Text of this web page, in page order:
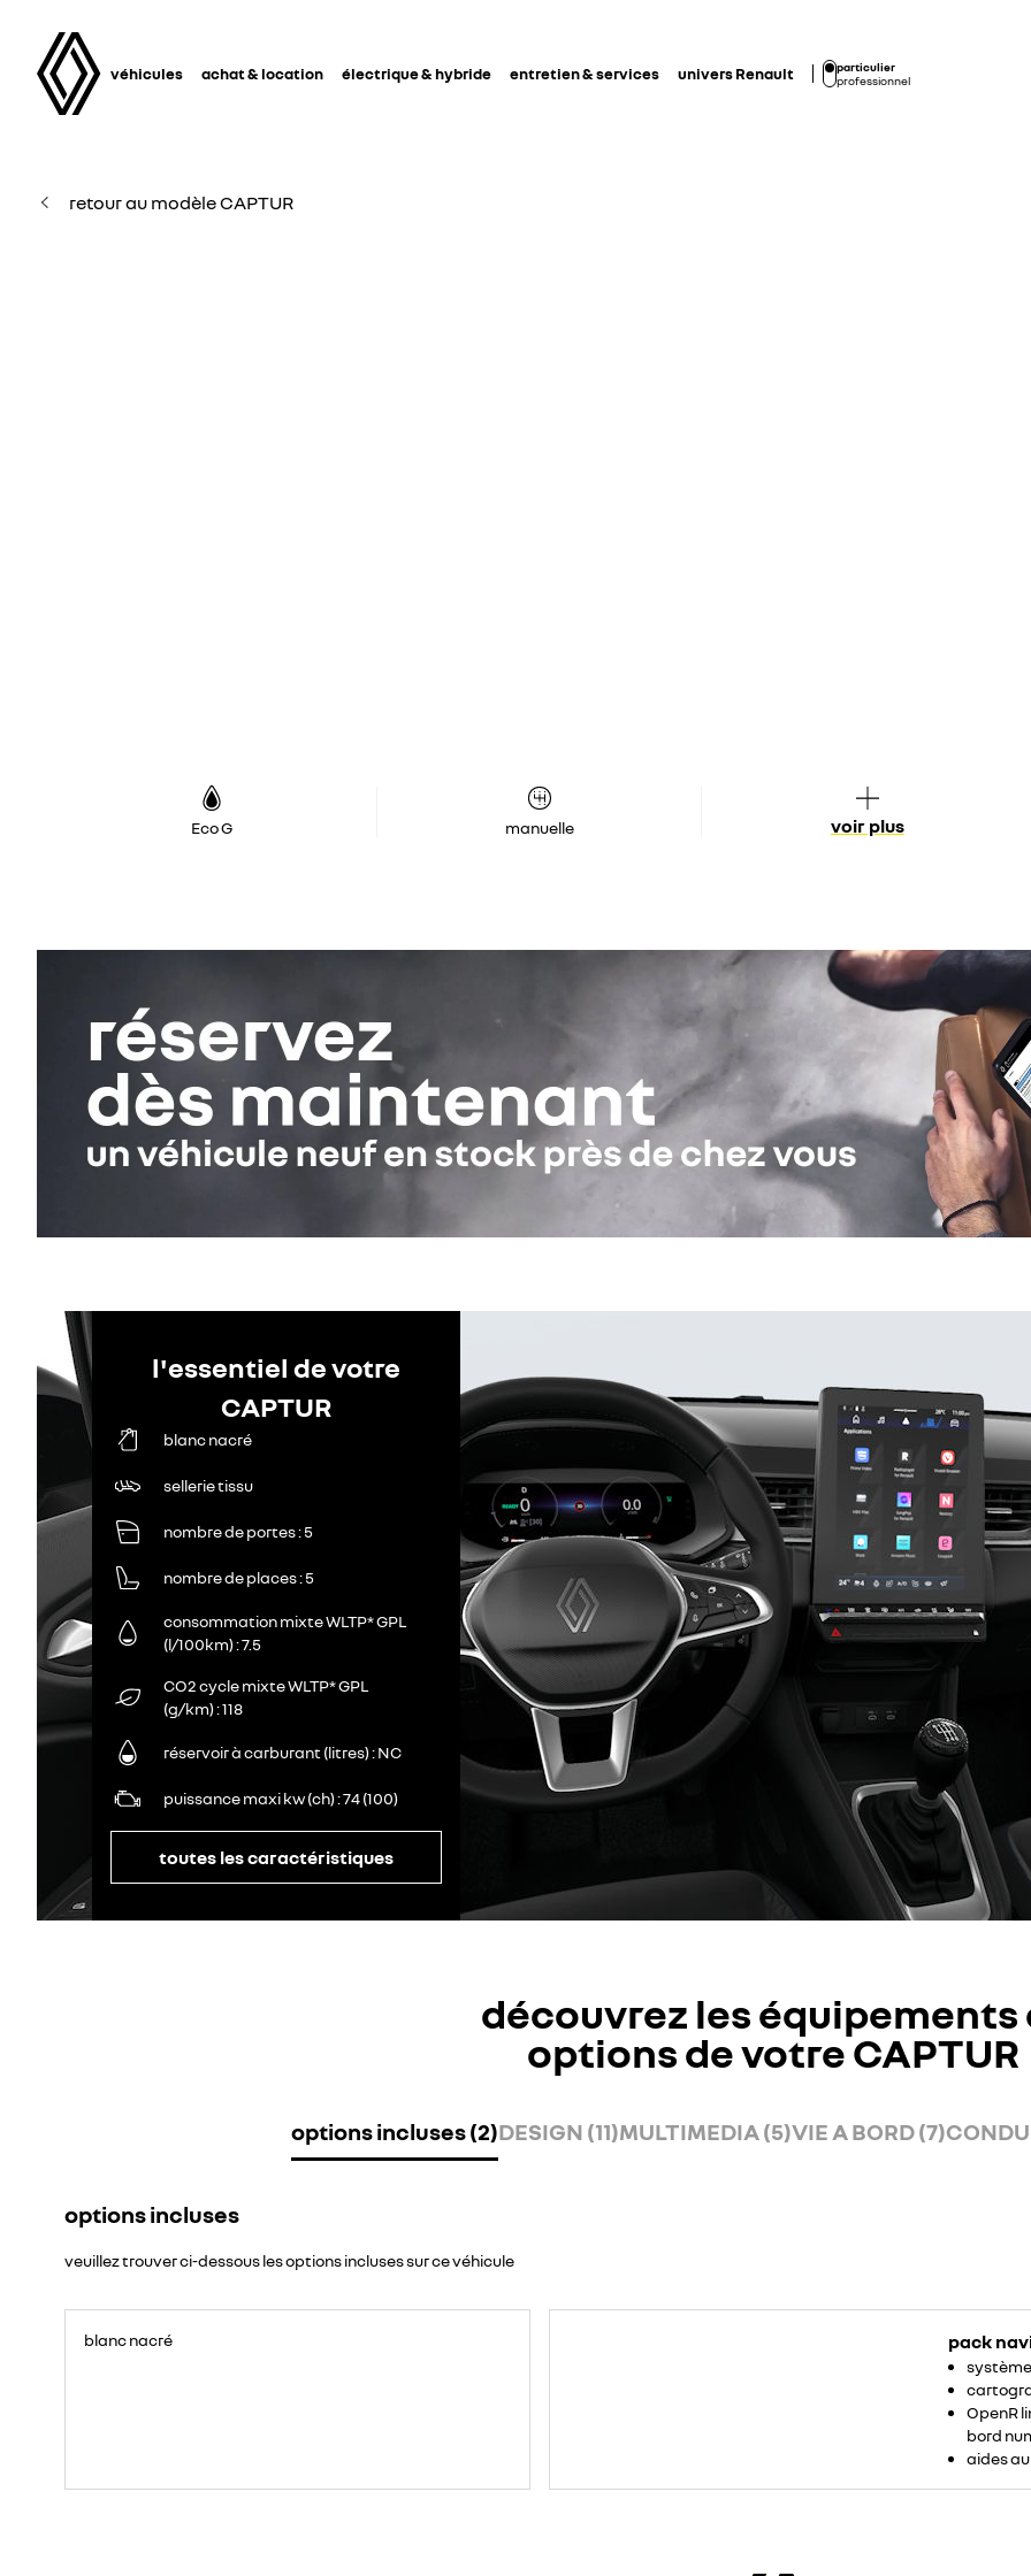
véhicules achat & location électrique & hybride entretien & services univers Renault
particulier
professionnel
retour au modèle CAPTUR
Eco G manuelle voir plus
l'essentiel de votre
CAPTUR
blanc nacré
sellerie tissu
nombre de portes 5
nombre de places 5
consommation mixte WLTP* GPL
(l/100km) 7.5
CO2 cycle mixte WLTP* GPL
(g/km) 118
réservoir à carburant (litres) NC
puissance maxi kw (ch) 74 (100)
toutes les caractéristiques
découvrez les équipements
options de votre CAPTUR
options incluses (2)DESIGN (11)MULTIMEDIA (5)VIE A BORD (7)
options incluses
veuillez trouver ci-dessous les options incluses sur ce véhicule
blanc nacré pack
OpenR
bord
aides